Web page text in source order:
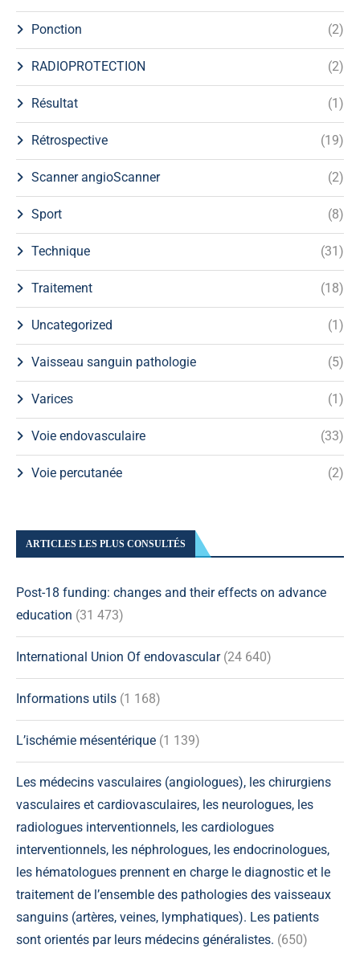
Ponction (2)
RADIOPROTECTION (2)
Résultat (1)
Rétrospective (19)
Scanner angioScanner (2)
Sport (8)
Technique (31)
Traitement (18)
Uncategorized (1)
Vaisseau sanguin pathologie (5)
Varices (1)
Voie endovasculaire (33)
Voie percutanée (2)
ARTICLES LES PLUS CONSULTÉS
Post-18 funding: changes and their effects on advance
education (31 473)
International Union Of endovascular (24 640)
Informations utils (1 168)
L’ischémie mésentérique (1 139)
Les médecins vasculaires (angiologues), les chirurgiens
vasculaires et cardiovasculaires, les neurologues, les
radiologues interventionnels, les cardiologues
interventionnels, les néphrologues, les endocrinologues,
les hématologues prennent en charge le diagnostic et le
traitement de l’ensemble des pathologies des vaisseaux
sanguins (artères, veines, lymphatiques). Les patients
sont orientés par leurs médecins généralistes. (650)